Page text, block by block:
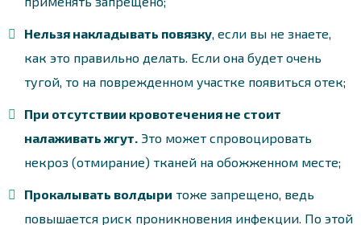
Нельзя накладывать повязку , если вы не знаете,
как это правильно делать. Если она будет очень
тугой, то на поврежденном участке появиться отек;
При отсутствии кровотечения не стоит
налаживать жгут. Это может спровоцировать
некроз (отмирание) тканей на обожженном месте;
Прокалывать волдыри тоже запрещено, ведь
повышается риск проникновения инфекции. По этой